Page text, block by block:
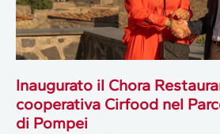
Inaugurato il Chora
cooperativa Cirfood nel
di Pompei